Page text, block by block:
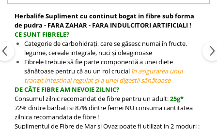
Herbalife Supliment cu continut bogat in fibre sub forma
de pudra - FARA ZAHAR - FARA INDULCITORI ARTIFICIALI !
CE SUNT FIBRELE?
Categorie de carbohidrați, care se găsesc numai în fructe,
legume, cereale integrale, nuci și oleaginoase
Fibrele trebuie să fie parte componentă a unei diete
sănătoase pentru că au un rol crucial în asigurarea unui
tranzit intestinal regulat și a unei digestii sănătoase
DE CÂTE FIBRE AM NEVOIE ZILNIC?
Consumul zilnic recomandat de fibre pentru un adult:25g*
72% dintre barbati si 87% dintre femei NU consuma cantitatea
zilnica recomandata de fibre !
Suplimentul de Fibre de Mar si Ovaz poate fi utilizat in 2 moduri :